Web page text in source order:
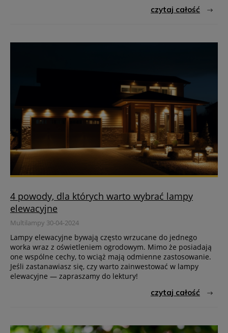
czytaj całość
4 powody, dla których warto wybrać lampy
elewacyjne
Multilampy 30-04-2024
Lampy elewacyjne bywają często wrzucane do jednego
worka wraz z oświetleniem ogrodowym. Mimo że posiadają
one wspólne cechy, to wciąż mają odmienne zastosowanie.
Jeśli zastanawiasz się, czy warto zainwestować w lampy
elewacyjne — zapraszamy do lektury!
czytaj całość